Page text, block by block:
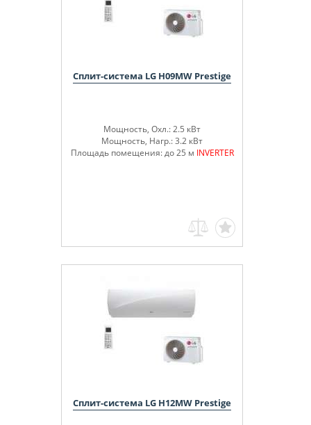
Сплит-система LG H09MW Prestige
Мощность, Охл.: 2.5 кВт
Мощность, Нагр.: 3.2 кВт
Площадь помещения: до 25 м INVERTER
Сплит-система LG H12MW Prestige